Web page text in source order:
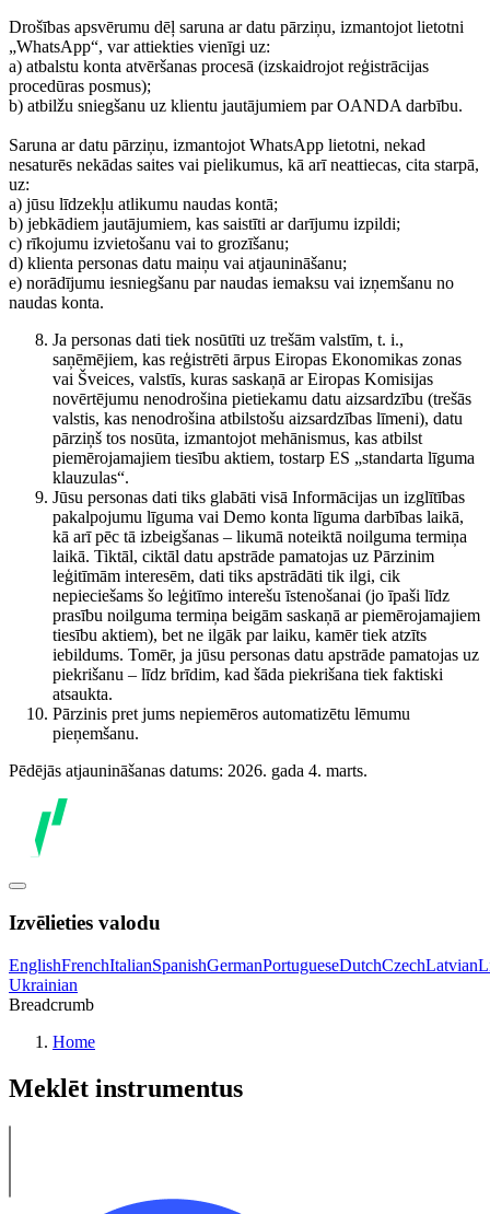
Drošības apsvērumu dēļ saruna ar datu pārziņu, izmantojot lietotni
„WhatsApp“, var attiekties vienīgi uz:
a) atbalstu konta atvēršanas procesā (izskaidrojot reģistrācijas
procedūras posmus);
b) atbilžu sniegšanu uz klientu jautājumiem par OANDA darbību.
Saruna ar datu pārziņu, izmantojot WhatsApp lietotni, nekad
nesaturēs nekādas saites vai pielikumus, kā arī neattiecas, cita starpā,
uz:
a) jūsu līdzekļu atlikumu naudas kontā;
b) jebkādiem jautājumiem, kas saistīti ar darījumu izpildi;
c) rīkojumu izvietošanu vai to grozīšanu;
d) klienta personas datu maiņu vai atjaunināšanu;
e) norādījumu iesniegšanu par naudas iemaksu vai izņemšanu no
naudas konta.
Ja personas dati tiek nosūtīti uz trešām valstīm, t. i.,
saņēmējiem, kas reģistrēti ārpus Eiropas Ekonomikas zonas
vai Šveices, valstīs, kuras saskaņā ar Eiropas Komisijas
novērtējumu nenodrošina pietiekamu datu aizsardzību (trešās
valstis, kas nenodrošina atbilstošu aizsardzības līmeni), datu
pārziņš tos nosūta, izmantojot mehānismus, kas atbilst
piemērojamajiem tiesību aktiem, tostarp ES „standarta līguma
klauzulas“.
Jūsu personas dati tiks glabāti visā Informācijas un izglītības
pakalpojumu līguma vai Demo konta līguma darbības laikā,
kā arī pēc tā izbeigšanas – likumā noteiktā noilguma termiņa
laikā. Tiktāl, ciktāl datu apstrāde pamatojas uz Pārzinim
leģitīmām interesēm, dati tiks apstrādāti tik ilgi, cik
nepieciešams šo leģitīmo interešu īstenošanai (jo īpaši līdz
prasību noilguma termiņa beigām saskaņā ar piemērojamajiem
tiesību aktiem), bet ne ilgāk par laiku, kamēr tiek atzīts
iebildums. Tomēr, ja jūsu personas datu apstrāde pamatojas uz
piekrišanu – līdz brīdim, kad šāda piekrišana tiek faktiski
atsaukta.
Pārzinis pret jums nepiemēros automatizētu lēmumu
pieņemšanu.
Pēdējās atjaunināšanas datums: 2026. gada 4. marts.
Izvēlieties valodu
EnglishFrenchItalianSpanishGermanPortugueseDutchCzechLatvian
Ukrainian
Breadcrumb
Home
Meklēt instrumentus